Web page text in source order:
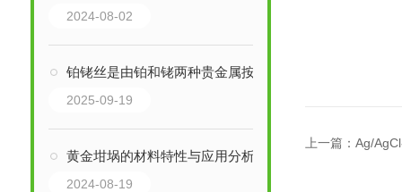
2024-08-02
铂铑丝是由铂和铑两种贵金属按特定比例熔合轧制而成的合金丝材
2025-09-19
黄金坩埚的材料特性与应用分析
2024-08-19
上一篇：Ag/